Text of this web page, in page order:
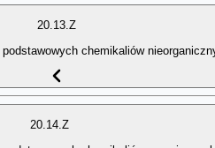
20.13.Z
chemikaliów
20.14.Z